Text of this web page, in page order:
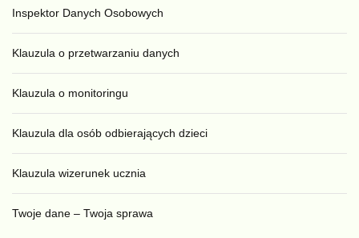
Inspektor Danych Osobowych
Klauzula o przetwarzaniu danych
Klauzula o monitoringu
Klauzula dla osób odbierających dzieci
Klauzula wizerunek ucznia
Twoje dane – Twoja sprawa